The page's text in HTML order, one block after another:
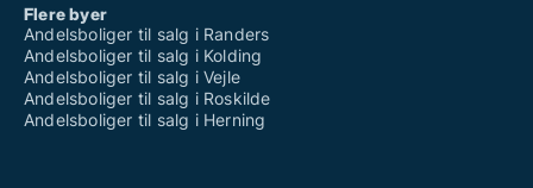
Flere byer
Andelsboliger til salg i Randers
Andelsboliger til salg i Kolding
Andelsboliger til salg i Vejle
Andelsboliger til salg i Roskilde
Andelsboliger til salg i Herning